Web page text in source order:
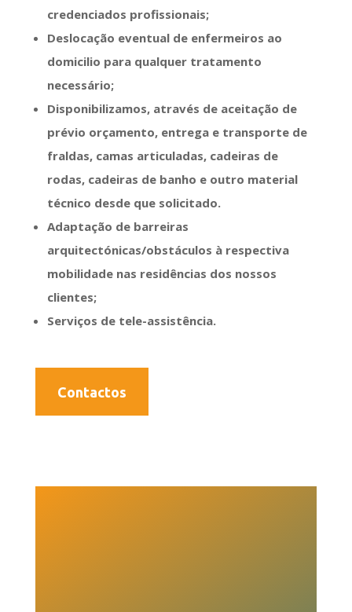
credenciados profissionais;
Deslocação eventual de enfermeiros ao
domicilio para qualquer tratamento
necessário;
Disponibilizamos, através de aceitação de
prévio orçamento, entrega e transporte de
fraldas, camas articuladas, cadeiras de
rodas, cadeiras de banho e outro material
técnico desde que solicitado.
Adaptação de barreiras
arquitectónicas/obstáculos à respectiva
mobilidade nas residências dos nossos
clientes;
Serviços de tele-assistência.
Contactos